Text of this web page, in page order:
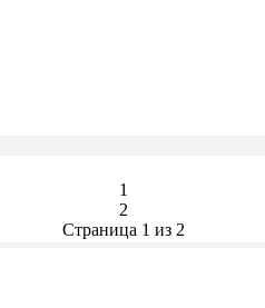
1
2
Страница 1 из 2